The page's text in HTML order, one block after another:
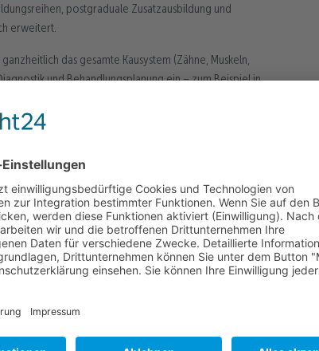
postgraduale Zusatzausbildung und
erweitert.
das gesamte Kausystem (Zähne, Muskeln,
und Behandlungsplanung ein – zum Beispiel in
zahnsubstanz- und gewebeschonend sowie
minimalinvasives Arbeiten mit Lupenbrille und
Kariesfrüherkennung für minimalinvasives Behandeln,
Idealerweise heißt es dann regelmäßigen